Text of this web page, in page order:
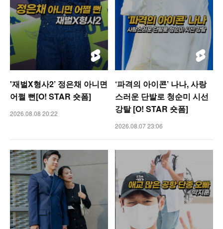
'재벌X형사2’ 정은채 아니면
어쩔 뻔[O! STAR 숏폼]
2026.08.08 20:22
‘파격의 아이콘’ 나나, 사랑
스러운 단발로 청순미 시선
강탈 [O! STAR 숏폼]
2026.08.07 23:06